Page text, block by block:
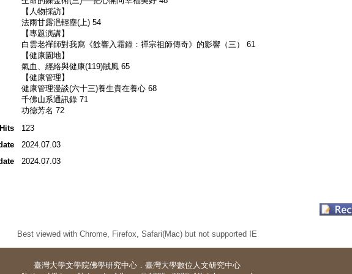
【人物採訪】
法雨甘露浥輕塵(上) 54
【專題演講】
白雲老禪師對我寫《餘響入霜鐘：禪宗祖師傳奇》的影響（三） 61
【健康園地】
氣血、經絡與健康(119)賊風 65
【健康管理】
健康管理漫談(六十三)養生貴在養心 68
千佛山系通訊錄 71
功德芳名 72
Hits
123
2024.07.03
2024.07.03
Best viewed with Chrome, Firefox, Safari(Mac) but not supported IE
臺灣大學文學院佛學研究中心 ． 臺灣大學數位人文研究中心